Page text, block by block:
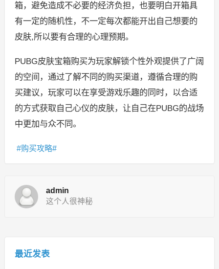
箱，避免造成不必要的经济负担，也要明白开箱具
有一定的随机性，不一定每次都能开出自己想要的
皮肤,所以要有合理的心理预期。
PUBG皮肤宝箱购买为玩家解锁个性外观提供了广阔
的空间，通过了解不同的购买渠道，遵循合理的购
买建议，玩家可以在享受游戏乐趣的同时，以合适
的方式获取自己心仪的皮肤，让自己在PUBG的战场
中更加与众不同。
购买攻略
admin
这个人很神秘
最近发表